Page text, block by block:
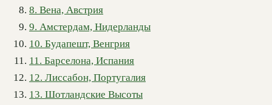
8. Вена, Австрия
9. Амстердам, Нидерланды
10. Будапешт, Венгрия
11. Барселона, Испания
12. Лиссабон, Португалия
13. Шотландские Высоты